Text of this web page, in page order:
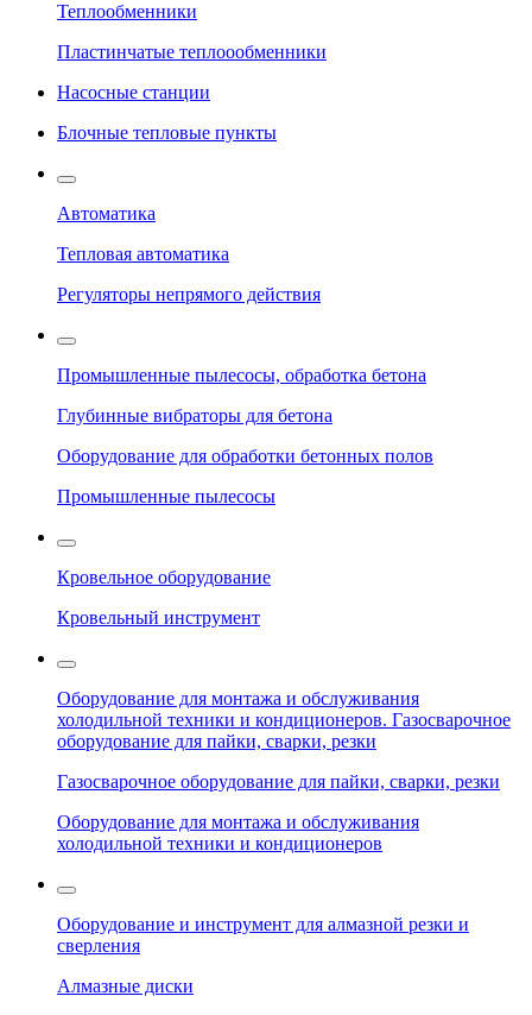
Теплообменники
Пластинчатые теплоообменники
Насосные станции
Блочные тепловые пункты
Автоматика
Тепловая автоматика
Регуляторы непрямого действия
Промышленные пылесосы, обработка бетона
Глубинные вибраторы для бетона
Оборудование для обработки бетонных полов
Промышленные пылесосы
Кровельное оборудование
Кровельный инструмент
Оборудование для монтажа и обслуживания
холодильной техники и кондиционеров. Газосварочное
оборудование для пайки, сварки, резки
Газосварочное оборудование для пайки, сварки, резки
Оборудование для монтажа и обслуживания
холодильной техники и кондиционеров
Оборудование и инструмент для алмазной резки и
сверления
Алмазные диски